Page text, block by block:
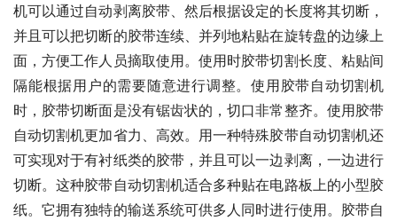
机可以通过自动剥离胶带、然后根据设定的长度将其切断，
并且可以把切断的胶带连续、并列地粘贴在旋转盘的边缘上
面，方便工作人员摘取使用。使用时胶带切割长度、粘贴间
隔能根据用户的需要随意进行调整。使用胶带自动切割机
时，胶带切断面是没有锯齿状的，切口非常整齐。使用胶带
自动切割机更加省力、高效。用一种特殊胶带自动切割机还
可实现对于有衬纸类的胶带，并且可以一边剥离，一边进行
切断。这种胶带自动切割机适合多种贴在电路板上的小型胶
纸。它拥有独特的输送系统可供多人同时进行使用。胶带自